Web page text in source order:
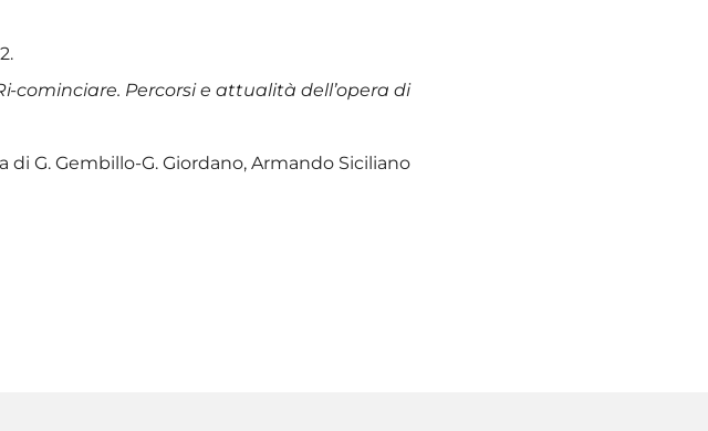
cominciare. Percorsi e attualità dell’opera di
di G. Gembillo-G. Giordano, Armando Siciliano